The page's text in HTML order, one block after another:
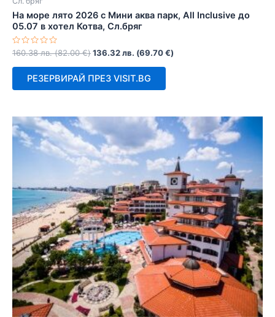
На море лято 2026 с Мини аква парк, All Inclusive до
05.07 в хотел Котва, Сл.бряг
Оценено
с
0
160.38лв. (82.00€)136.32лв. (69.70€)
РЕЗЕРВИРАЙ ПРЕЗ VISIT.BG